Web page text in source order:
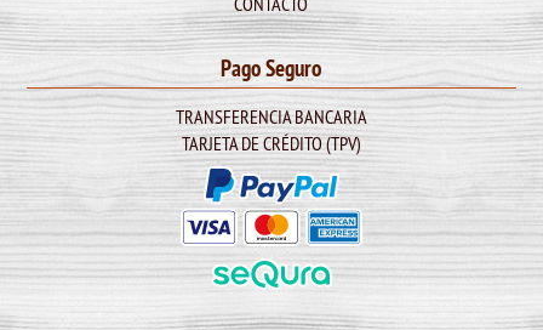
Pago Seguro
TRANSFERENCIA BANCARIA
TARJETA DE CRÉDITO (TPV)